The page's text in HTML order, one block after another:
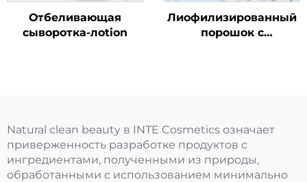
Отбеливающая
сыворотка-лotion
Лиофилизированный
порошок с
Natural clean beauty в INTE Cosmetics означает
приверженность разработке продуктов с
ингредиентами, полученными из природы,
обработанными с использованием минимально